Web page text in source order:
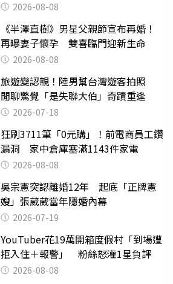
2026-08-08
《半澤直樹》男星父親節宣布再婚！
再曝妻子懷孕 雙喜臨門迎新生命
2026-08-08
旅遊變認親！陸男幫台灣遊客拍照
閒聊驚覺「是失聯大伯」奇蹟重逢
2026-07-18
狂刷3711筆「0元購」！前電商員工鑽
漏洞 家中倉庫塞滿1143件家電
2026-08-08
吳宗憲突認離婚12年 起底「正牌憲
嫂」張葳葳當年隱婚內幕
2026-07-19
YouTuber花19萬開箱度假村「到場遭
拒入住＋報警」 粉絲怒灌1星負評
2026-08-08